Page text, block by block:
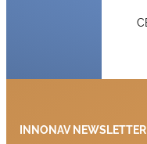
INNONAV NEWSLETTER